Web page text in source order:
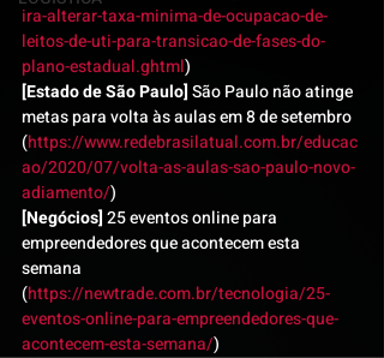
ira-alterar-taxa-minima-de-ocupacao-de-
leitos-de-uti-para-transicao-de-fases-do-
plano-estadual.ghtml)
[Estado de São Paulo] São Paulo não atinge
metas para volta às aulas em 8 de setembro
(https://www.redebrasilatual.com.br/educac
ao/2020/07/volta-as-aulas-sao-paulo-novo-
adiamento/)
[Negócios] 25 eventos online para
empreendedores que acontecem esta
semana
(https://newtrade.com.br/tecnologia/25-
eventos-online-para-empreendedores-que-
acontecem-esta-semana/)